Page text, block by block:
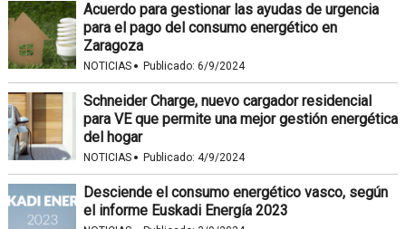
Acuerdo para gestionar las ayudas de urgencia
para el pago del consumo energético en
Zaragoza
NOTICIAS · Publicado: 6/9/2024
Schneider Charge, nuevo cargador residencial
para VE que permite una mejor gestión energética
del hogar
NOTICIAS · Publicado: 4/9/2024
Desciende el consumo energético vasco, según
el informe Euskadi Energía 2023